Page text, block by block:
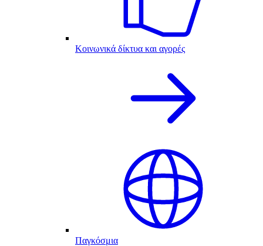
Κοινωνικά δίκτυα και αγορές
Παγκόσμια